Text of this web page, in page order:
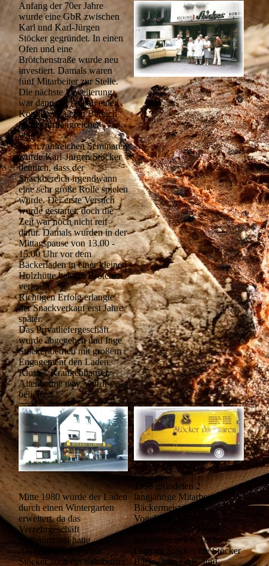
Anfang der 70er Jahre
wurde eine GbR zwischen
Karl und Karl-Jürgen
Stöcker gegründet. In einen
Ofen und eine
Brötchenstraße wurde neu
investiert. Damals waren
fünf Mitarbeiter zur Stelle.
Die nächste Erweiterung
war dann der Anbau einer
Konditorei, deren Bereich
immer umfangreicher
wurde.
Nach zahlreichen Seminaren
wurde Karl-Jürgen Stöcker
deutlich, dass der
Snackbereich irgendwann
eine sehr große Rolle spielen
würde. Der erste Versuch
wurde gestartet, doch die
Zeit war noch nicht reif
dafür. Damals wurden in der
Mittagspause von 13.00 -
15.00 Uhr vor dem
Bäckerladen in einer kleinen
Holzhütte belegte Brötchen
verkauft.
Richtigen Erfolg erlangte
der Snackverkauf erst Jahre
später.
Das Privatliefergeschäft
wurde abgegeben und Inge
Stöcker betrieb mit großem
Engagement den Laden.
Kioske, Krankenhäuser,
Altenheime usw. wurde
beliefert.
Mitte 1980 wurde der Laden
durch einen Wintergarten
erweitert, da das
Verzehrgeschäft
zugenommen hatte.
Als erste Bäckerei bot
Stöcker auch ein Salatbuffet
1998 gründeten 2
langjährige Mitarbeiter,
Bäckermeister Ralf
Vogelskamp,
Konditormeister Frank
Schneider sowie Tochter
Dagmar Stöcker die Stöcker
Backwaren GbR. und